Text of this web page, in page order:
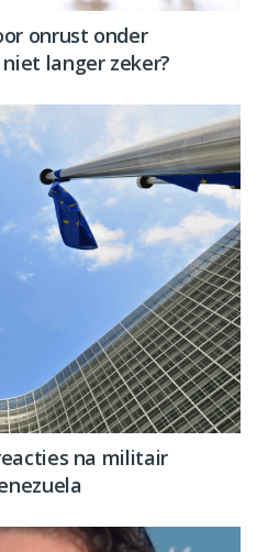
onrust onder
langer zeker?
na militair